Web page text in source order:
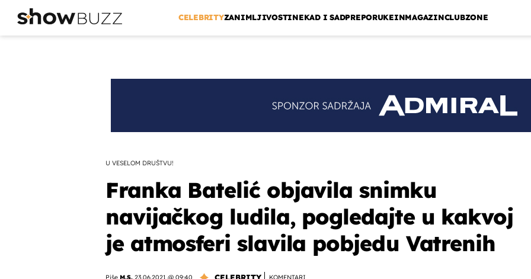
CELEBRITYZANIMLJIVOSTINEKAD I SADPREPORUKEINMAGAZINCLUBZONE
U VESELOM DRUŠTVU!
Franka Batelić objavila snimku
navijačkog ludila, pogledajte u kakvoj
je atmosferi slavila pobjedu Vatrenih
Piše M.S.,23.06.2021 @ 09:40 KOMENTARI